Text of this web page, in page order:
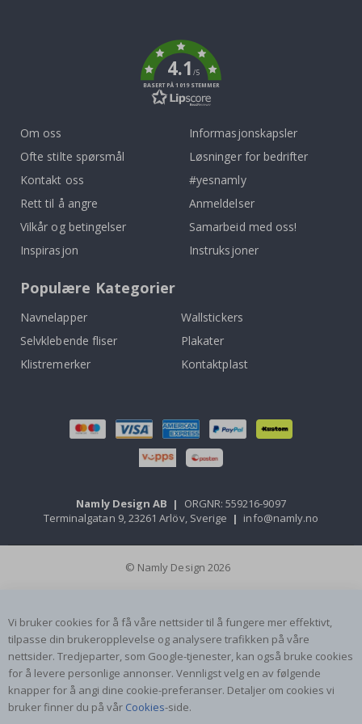
4.1/5
BASERT PÅ 1019 STEMMER
Om oss
Ofte stilte spørsmål
Kontakt oss
Rett til å angre
Vilkår og betingelser
Inspirasjon
Informasjonskapsler
Løsninger for bedrifter
#yesnamly
Anmeldelser
Samarbeid med oss!
Instruksjoner
Populære Kategorier
Navnelapper
Wallstickers
Selvklebende fliser
Plakater
Klistremerker
Kontaktplast
Namly Design AB |
ORGNR: 559216-9097
Terminalgatan 9, 23261 Arlöv, Sverige | info@namly.no
© Namly Design 2026
Vi bruker cookies for å få våre nettsider til å fungere mer effektivt,
tilpasse din brukeropplevelse og analysere trafikken på våre
nettsider. Tredjeparter, som Google-tjenester, kan også bruke cookies
for å levere personlige annonser. Vennligst velg en av følgende
knapper for å angi dine cookie-preferanser. Detaljer om cookies vi
bruker finner du på vår Cookies-side.